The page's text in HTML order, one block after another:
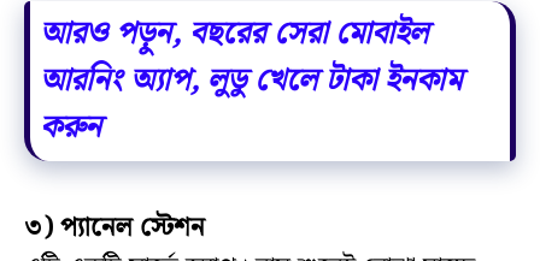
আরও পড়ুন, বছরের সেরা মোবাইল
আরনিং অ্যাপ, লুডু খেলে টাকা ইনকাম
করুন
৩) প্যানেল স্টেশন